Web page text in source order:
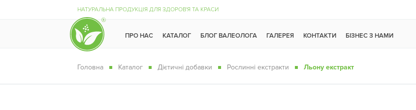
НАТУРАЛЬНА ПРОДУКЦІЯ ДЛЯ ЗДОРОВ'Я ТА КРАСИ
ПРО НАС КАТАЛОГ БЛОГ ВАЛЕОЛОГА ГАЛЕРЕЯ КОНТАКТИ БІЗНЕС З НАМИ
Головна Каталог Дієтичні добавки Рослинні екстракти Льону екстракт